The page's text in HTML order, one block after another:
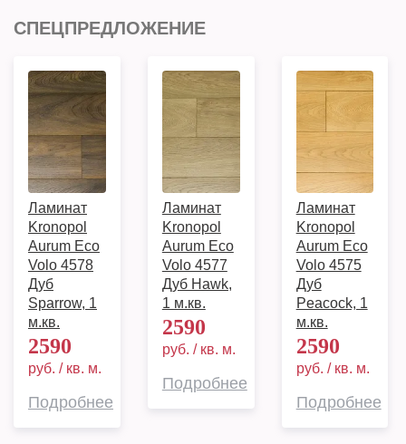
СПЕЦПРЕДЛОЖЕНИЕ
Ламинат
Kronopol
Aurum Eco
Volo 4578
Дуб
Sparrow, 1
м.кв.
2590
руб. / кв. м.
Подробнее
Ламинат
Kronopol
Aurum Eco
Volo 4577
Дуб Hawk,
1 м.кв.
2590
руб. / кв. м.
Подробнее
Ламинат
Kronopol
Aurum Eco
Volo 4575
Дуб
Peacock, 1
м.кв.
2590
руб. / кв. м.
Подробнее